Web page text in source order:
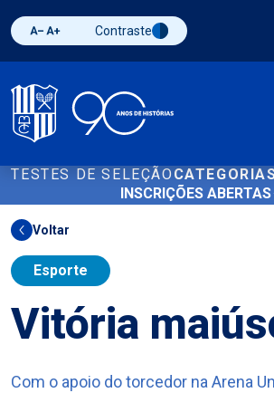
Diminuir fonte
Aumentar fonteAlternar contraste
Contraste
TESTES DE SELEÇÃO
INSCRIÇÕES ABERTAS
Voltar
Esporte
Vitória
Com o apoio do torcedor na Arena